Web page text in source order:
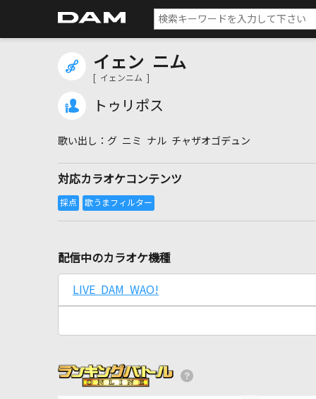
イェン ニム
[ イェンニム ]
トゥリポス
グ ニミ ナル チャザオゴデュン
対応カラオケコンテンツ
配信中のカラオケ機種
LIVE DAM WAO!